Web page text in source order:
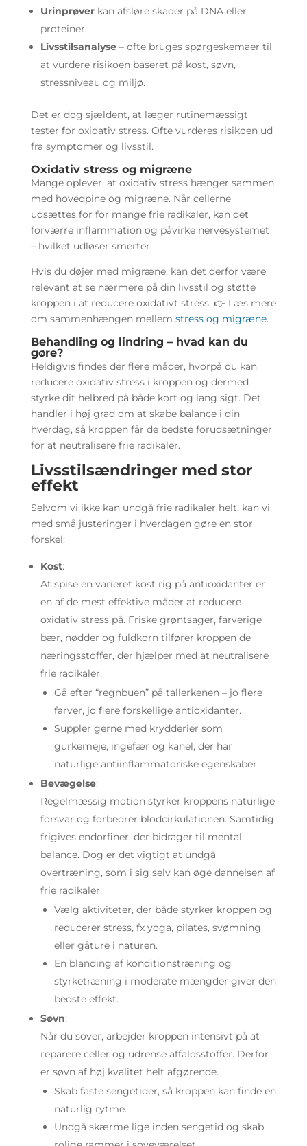
Urinprøverkan afsløre skader på DNA eller
proteiner.
Livsstilsanalyse– ofte bruges spørgeskemaer til
at vurdere risikoen baseret på kost, søvn,
stressniveau og miljø.
Det er dog sjældent, at læger rutinemæssigt
tester for oxidativ stress. Ofte vurderes risikoen ud
fra symptomer og livsstil.
Oxidativ stress og migræne
Mange oplever, at oxidativ stress hænger sammen
med hovedpine og migræne. Når cellerne
udsættes for for mange frie radikaler, kan det
forværre inflammation og påvirke nervesystemet
– hvilket udløser smerter.
Hvis du døjer med migræne, kan det derfor være
relevant at se nærmere på din livsstil og støtte
kroppen i at reducere oxidativt stress. 👉 Læs mere
om sammenhængen mellem stress og migræne.
Behandling og lindring – hvad kan du
gøre?
Heldigvis findes der flere måder, hvorpå du kan
reducere oxidativ stress i kroppen og dermed
styrke dit helbred på både kort og lang sigt. Det
handler i høj grad om at skabe balance i din
hverdag, så kroppen får de bedste forudsætninger
for at neutralisere frie radikaler.
Livsstilsændringer med stor
effekt
Selvom vi ikke kan undgå frie radikaler helt, kan vi
med små justeringer i hverdagen gøre en stor
forskel:
Kost:
At spise en varieret kost rig på antioxidanter er
en af de mest effektive måder at reducere
oxidativ stress på. Friske grøntsager, farverige
bær, nødder og fuldkorn tilfører kroppen de
næringsstoffer, der hjælper med at neutralisere
frie radikaler.
Gå efter “regnbuen” på tallerkenen – jo flere
farver, jo flere forskellige antioxidanter.
Suppler gerne med krydderier som
gurkemeje, ingefær og kanel, der har
naturlige antiinflammatoriske egenskaber.
Bevægelse:
Regelmæssig motion styrker kroppens naturlige
forsvar og forbedrer blodcirkulationen. Samtidig
frigives endorfiner, der bidrager til mental
balance. Dog er det vigtigt at undgå
overtræning, som i sig selv kan øge dannelsen af
frie radikaler.
Vælg aktiviteter, der både styrker kroppen og
reducerer stress, fx yoga, pilates, svømning
eller gåture i naturen.
En blanding af konditionstræning og
styrketræning i moderate mængder giver den
bedste effekt.
Søvn:
Når du sover, arbejder kroppen intensivt på at
reparere celler og udrense affaldsstoffer. Derfor
er søvn af høj kvalitet helt afgørende.
Skab faste sengetider, så kroppen kan finde en
naturlig rytme.
Undgå skærme lige inden sengetid og skab